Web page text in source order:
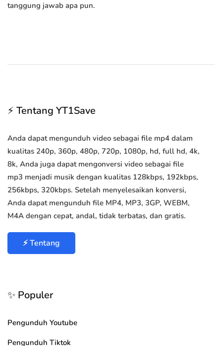
tanggung jawab apa pun.
⚡ Tentang YT1Save
Anda dapat mengunduh video sebagai file mp4 dalam
kualitas 240p, 360p, 480p, 720p, 1080p, hd, full hd, 4k,
8k, Anda juga dapat mengonversi video sebagai file
mp3 menjadi musik dengan kualitas 128kbps, 192kbps,
256kbps, 320kbps. Setelah menyelesaikan konversi,
Anda dapat mengunduh file MP4, MP3, 3GP, WEBM,
M4A dengan cepat, andal, tidak terbatas, dan gratis.
⚡ Tentang
✨ Populer
Pengunduh Youtube
Pengunduh Tiktok